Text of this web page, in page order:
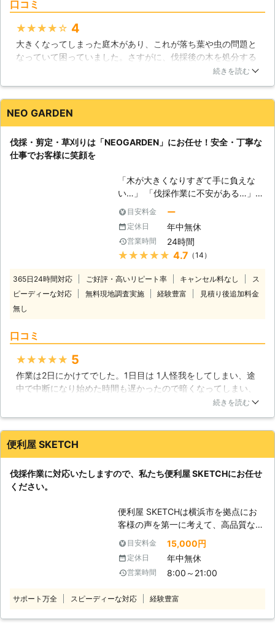
しまうでしょう。 【剪定・伐採は重
要な作業】 この様な被害の対策をす
るには、庭木の剪定を行い、木の枝を
綺麗にしておかなければなりません。
剪定すれば、木の枝が落下する事もな
る事をお勧めします。腐りかけの木は
害虫被害以外にも倒壊の危険もありま
る必要があるのです。 【ケンソウ工
業がお客様のお力になります！】 お
庭の伐採・剪定作業をお考えの方の為
に、ケンソウ工業がお客様のお力にな
ります！ケンソウ工業ではお庭の木の
伐採の他、草刈りや剪定も同時に行い
ます。お庭を綺麗にされたい方は、お
口コミ
★★★★★ 4
大きくなってしまった庭木があり、これが落ち葉や虫の問題と
なっていて困っていました。さすがに、伐採後の木を処分する
のは大変だと思いケンソウ工業さんに連絡して家に来てもらい
クで運んでもらえたので満足です！
群馬県 太田市 2016年12月29日
続きを読む
NEO GARDEN
伐採・剪定・草刈りは「NEOGARDEN」にお任せ！安全・丁寧な
仕事でお客様に笑顔を
「木が大きくなりすぎて手に負えな
い…」 「伐採作業に不安がある…」
このようなお悩みをお持ちの方も多い
のではないでしょうか。庭木は種類に
よって成長速度が違います。そのた
め、いつの間にか大きくなりすぎて手
に負えないというケースも少なくあり
業でお困りの際はぜひ「便利屋
TRUSCAT」にお任せください。お客
力がかかるだけでなく危険がともなう
木は、万が一予期せぬ方向に倒れてし
まった場合、周囲の建物や人に被害が
及ぶおそれがあるのです。 大きな木
る必要があるのです。 【弊社で安心
を積み技術を磨いてまいりました。も
ちろん、お客様に少しでも不安がない
よう安全確実に作業いたします。 伐
採は、木の高さによっても難易度が変
わります。伐採のご依頼はぜひ弊社を
ご利用ください。
目安料金 ー
定休日 年中無休
営業時間 24時間
★★★★★ 4.7 （14）
365日24時間対応 ご好評・高いリピート率 キャンセル料なし
ス
ピーディーな対応
無料現地調査実施 経験豊富
見積り後追加料金
無し
口コミ
★★★★★ 5
作業は2日にかけてでした。1日目は 1人怪我をしてしまい、途
中で中断になり始めた時間も遅かったので暗くなってしまい、
家の前の道路に枝や葉が沢山散らばったままで帰ってしまわれ
た。家の周りもスッキリしたので1日目と2日目に来て作業して
くれた３人に感謝です！ありがとうございました。
東京都 板橋区 2026年06月17日
続きを読む
便利屋 SKETCH
伐採作業に対応いたしますので、私たち便利屋 SKETCHにお任せ
ください。
便利屋 SKETCHは横浜市を拠点にお
客様の声を第一に考えて、高品質なサ
ービスを提供しております。 業務内
容につきましては便利屋業(不用品回
収・遺品整理・剪定・伐採・ハウスク
リーニングetc)でお客様のお悩みを私
頼される街の便利屋を目指して日々奮
目安料金 15,000円
定休日 年中無休
営業時間 8:00～21:00
サポート万全 スピーディーな対応 経験豊富